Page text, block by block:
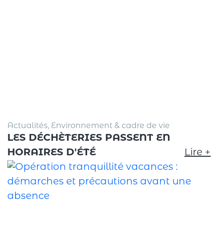
Actualités, Environnement & cadre de vie
LES DÉCHÈTERIES PASSENT EN
HORAIRES D'ÉTÉ
Lire +